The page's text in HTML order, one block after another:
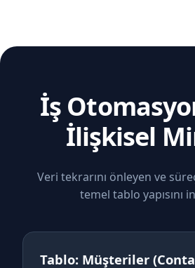
İş
İlişkisel
Veri tekrarını önleyen ve
temel tablo yapısını
Tablo: Müşteriler